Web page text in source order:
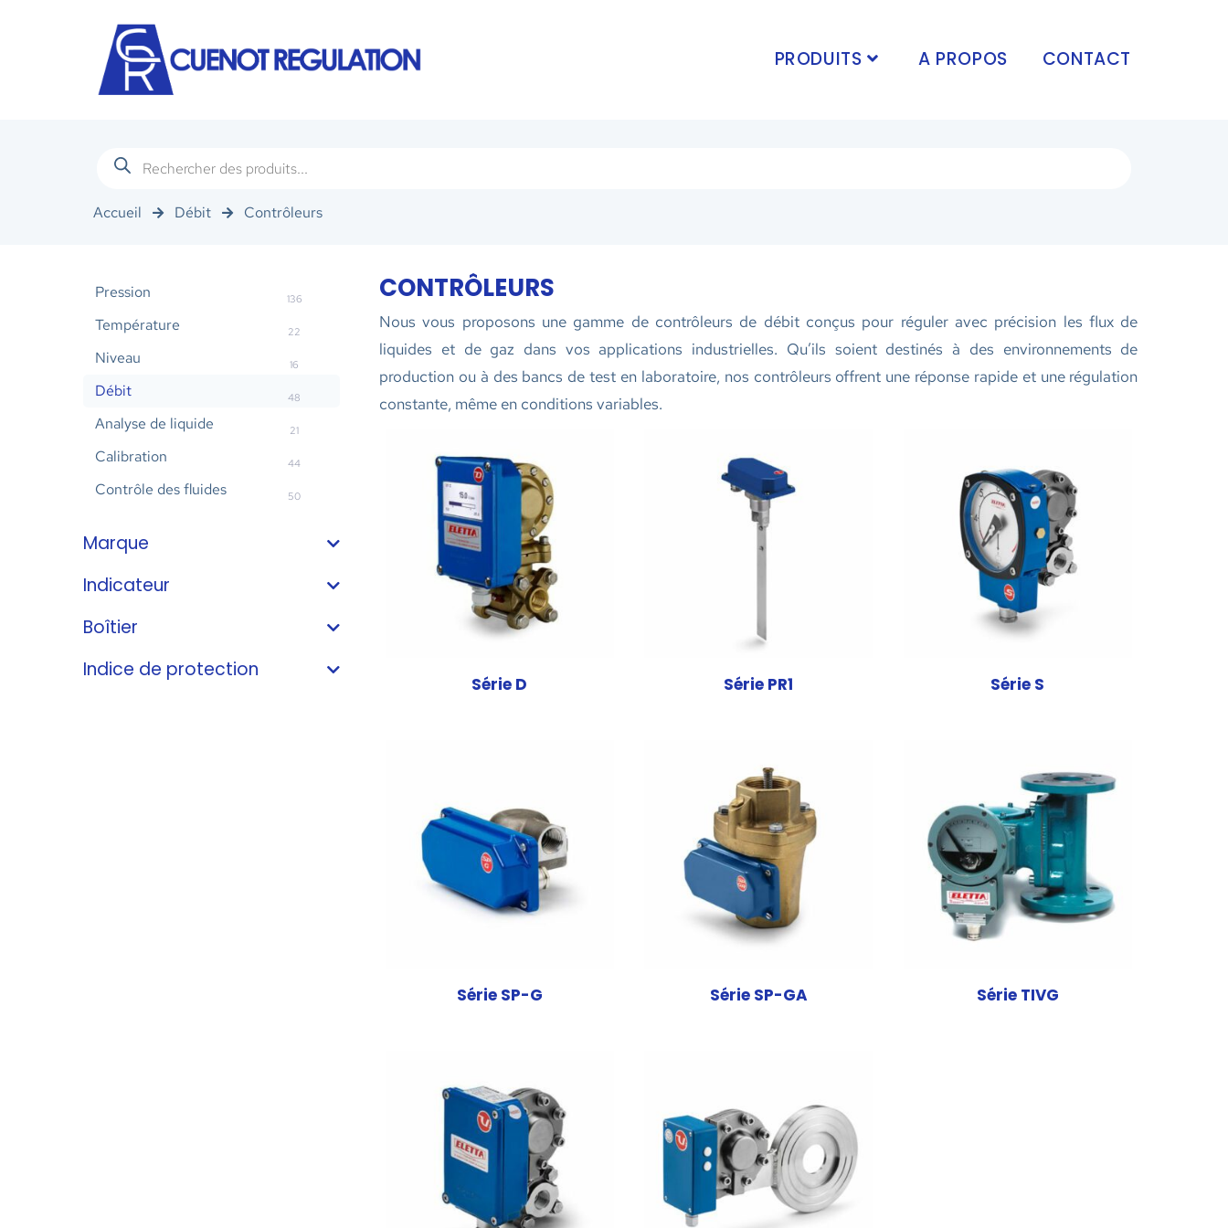
PRODUITS A PROPOS CONTACT
Accueil Débit Contrôleurs
Pression 136
Température 22
Niveau 16
Débit 48
Analyse de liquide 21
Calibration 44
Contrôle des fluides 50
Marque
Indicateur
Boîtier
Indice de protection
CONTRÔLEURS
Nous vous proposons une gamme de contrôleurs de débit conçus pour réguler avec précision les flux de
liquides et de gaz dans vos applications industrielles. Qu’ils soient destinés à des environnements de
production ou à des bancs de test en laboratoire, nos contrôleurs offrent une réponse rapide et une régulation
constante, même en conditions variables.
Série D Série PR1 Série S
Série SP-G Série SP-GA Série TIVG